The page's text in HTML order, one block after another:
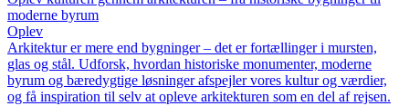
moderne byrum
Oplev
Arkitektur er mere end bygninger – det er fortællinger i mursten,
glas og stål. Udforsk, hvordan historiske monumenter, moderne
byrum og bæredygtige løsninger afspejler vores kultur og værdier,
og få inspiration til selv at opleve arkitekturen som en del af rejsen.